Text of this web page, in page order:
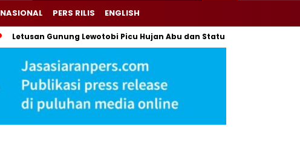
PERS RILIS ENGLISH
Gunung Lewotobi Picu Hujan Abu dan Status Awas di Flores